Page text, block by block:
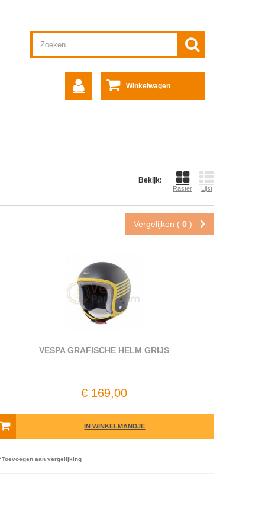
Winkelwagen
Bekijk:
Raster Lijst
Vergelijken ( 0 )
VESPA GRAFISCHE HELM GRIJS
€ 169,00
IN WINKELMANDJE
Toevoegen aan vergelijking